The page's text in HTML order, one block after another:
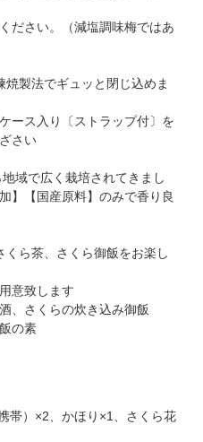
ださい。（減塩調味梅ではあ
製法でギュッと閉じ込めま
ース入り〔ストラップ付〕を
さい
域で広く栽培されてきまし
】【国産原料】のみで香り良
ら茶、さくら御飯をお楽し
意致します
、さくらの炊き込み御飯
の素
帯）×2、かほり×1、さくら花